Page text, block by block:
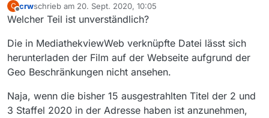
C
Offline
crwschrieb am 20. Sept. 2020, 10:05
zuletzt editiert von
Welcher Teil ist unverständlich?
Die in MediathekviewWeb verknüpfte Datei lässt sich
herunterladen der Film auf der Webseite aufgrund der
Geo Beschränkungen nicht ansehen.
Naja, wenn die bisher 15 ausgestrahlten Titel der 2 und
3 Staffel 2020 in der Adresse haben ist anzunehmen,